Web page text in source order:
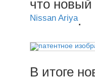
что новый
Nissan Ariya.
В итоге